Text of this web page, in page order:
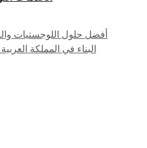
أفضل حلول اللوجستيات
البناء في المملكة